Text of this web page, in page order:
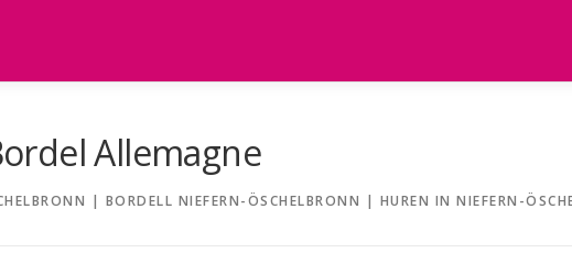
Allemagne
| BORDELL NIEFERN-ÖSCHELBRONN | HUREN IN NIEFERN-